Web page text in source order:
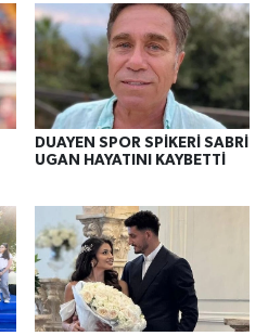
DUAYEN SPOR SPİKERİ SABRİ
UGAN HAYATINI KAYBETTİ